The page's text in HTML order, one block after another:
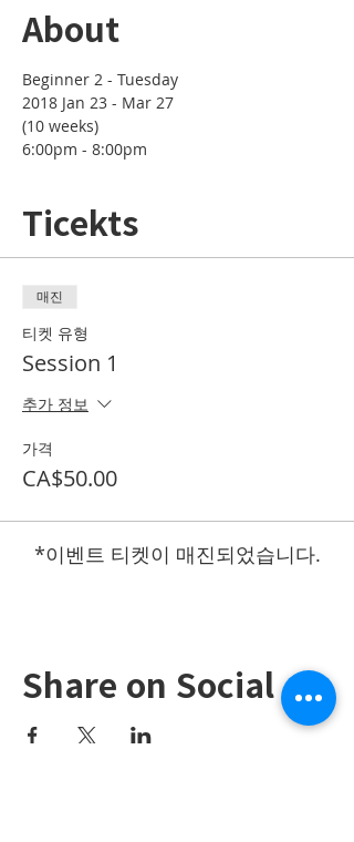
About
2018 Jan 23 - Mar 27
(10 weeks)
6:00pm - 8:00pm
Ticekts
매진
티켓 유형
Session 1
추가 정보
가격
CA$50.00
*이벤트 티켓이 매진되었습니다.
Share on Social